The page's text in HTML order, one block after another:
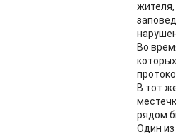
Во
В тот
рядом
Один